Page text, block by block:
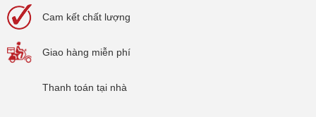
Cam kết chất lượng
Giao hàng miễn phí
Thanh toán tại nhà